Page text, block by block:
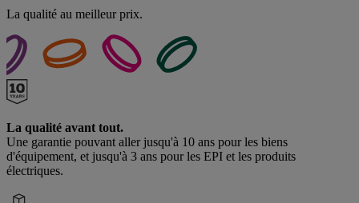
La qualité au meilleur prix.
La qualité avant tout.
Une garantie pouvant aller jusqu'à 10 ans pour les biens
d'équipement, et jusqu'à 3 ans pour les EPI et les produits
électriques.